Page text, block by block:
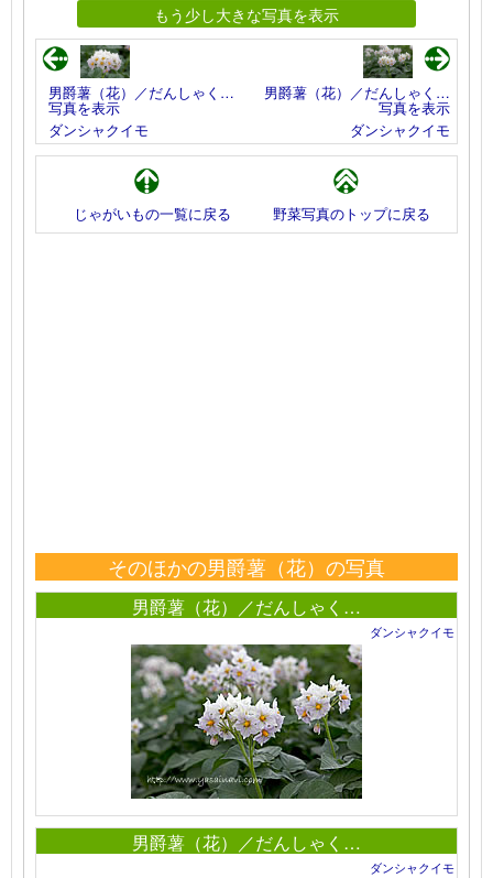
もう少し大きな写真を表示
男爵薯（花）／だんしゃく…
写真を表示
ダンシャクイモ
男爵薯（花）／だんしゃく…
写真を表示
ダンシャクイモ
じゃがいもの一覧に戻る 野菜写真のトップに戻る
そのほかの男爵薯（花）の写真
男爵薯（花）／だんしゃく…
ダンシャクイモ
男爵薯（花）／だんしゃく…
ダンシャクイモ